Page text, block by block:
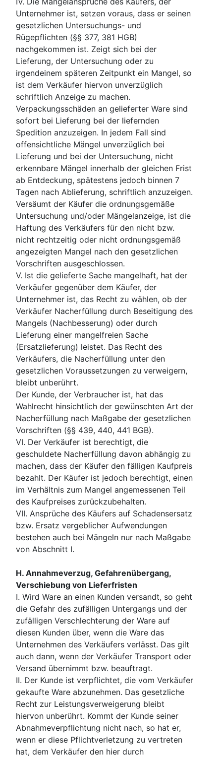
Unternehmer ist, setzen voraus, dass er seinen
gesetzlichen Untersuchungs- und
Rügepflichten (§§ 377, 381 HGB)
nachgekommen ist. Zeigt sich bei der
Lieferung, der Untersuchung oder zu
irgendeinem späteren Zeitpunkt ein Mangel, so
ist dem Verkäufer hiervon unverzüglich
schriftlich Anzeige zu machen.
Verpackungsschäden an gelieferter Ware sind
sofort bei Lieferung bei der liefernden
Spedition anzuzeigen. In jedem Fall sind
offensichtliche Mängel unverzüglich bei
Lieferung und bei der Untersuchung, nicht
erkennbare Mängel innerhalb der gleichen Frist
ab Entdeckung, spätestens jedoch binnen 7
Tagen nach Ablieferung, schriftlich anzuzeigen.
Versäumt der Käufer die ordnungsgemäße
Untersuchung und/oder Mängelanzeige, ist die
Haftung des Verkäufers für den nicht bzw.
nicht rechtzeitig oder nicht ordnungsgemäß
angezeigten Mangel nach den gesetzlichen
Vorschriften ausgeschlossen.
V. Ist die gelieferte Sache mangelhaft, hat der
Verkäufer gegenüber dem Käufer, der
Unternehmer ist, das Recht zu wählen, ob der
Verkäufer Nacherfüllung durch Beseitigung des
Mangels (Nachbesserung) oder durch
Lieferung einer mangelfreien Sache
(Ersatzlieferung) leistet. Das Recht des
Verkäufers, die Nacherfüllung unter den
gesetzlichen Voraussetzungen zu verweigern,
bleibt unberührt.
Der Kunde, der Verbraucher ist, hat das
Wahlrecht hinsichtlich der gewünschten Art der
Nacherfüllung nach Maßgabe der gesetzlichen
Vorschriften (§§ 439, 440, 441 BGB).
VI. Der Verkäufer ist berechtigt, die
geschuldete Nacherfüllung davon abhängig zu
machen, dass der Käufer den fälligen Kaufpreis
bezahlt. Der Käufer ist jedoch berechtigt, einen
im Verhältnis zum Mangel angemessenen Teil
des Kaufpreises zurückzubehalten.
VII. Ansprüche des Käufers auf Schadensersatz
bzw. Ersatz vergeblicher Aufwendungen
bestehen auch bei Mängeln nur nach Maßgabe
von Abschnitt I.
H. Annahmeverzug, Gefahrenübergang,
Verschiebung von Lieferfristen
I. Wird Ware an einen Kunden versandt, so geht
die Gefahr des zufälligen Untergangs und der
zufälligen Verschlechterung der Ware auf
diesen Kunden über, wenn die Ware das
Unternehmen des Verkäufers verlässt. Das gilt
auch dann, wenn der Verkäufer Transport oder
Versand übernimmt bzw. beauftragt.
II. Der Kunde ist verpflichtet, die vom Verkäufer
gekaufte Ware abzunehmen. Das gesetzliche
Recht zur Leistungsverweigerung bleibt
hiervon unberührt. Kommt der Kunde seiner
Abnahmeverpflichtung nicht nach, so hat er,
wenn er diese Pflichtverletzung zu vertreten
hat, dem Verkäufer den hier durch